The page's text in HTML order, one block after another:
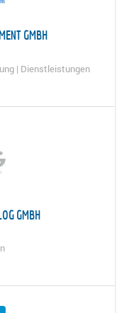
GMBH
| Dienstleistungen
GMBH